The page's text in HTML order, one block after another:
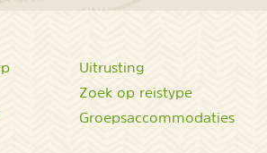
Uitrusting
Zoek op reistype
Groepsaccommodaties